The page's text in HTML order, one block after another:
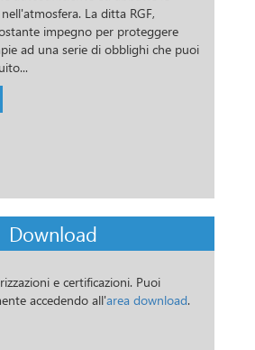
La ditta RGF,
impegno per proteggere
ad una serie di obblighi che puoi
Download
e certificazioni. Puoi
accedendo all'area download.